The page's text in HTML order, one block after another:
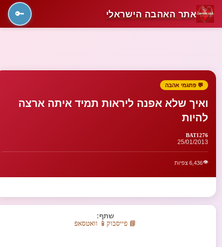
אתר האהבה הישראלי 🔑
💬 פתגמי אהבה
ואיך שלא אפנה ליראות תמיד איתה ארצה
להיות
BAT1276
25/01/2013
👁️6,436 צפיות
שתף:
📘 פייסבוק 📱 וואטסאפ